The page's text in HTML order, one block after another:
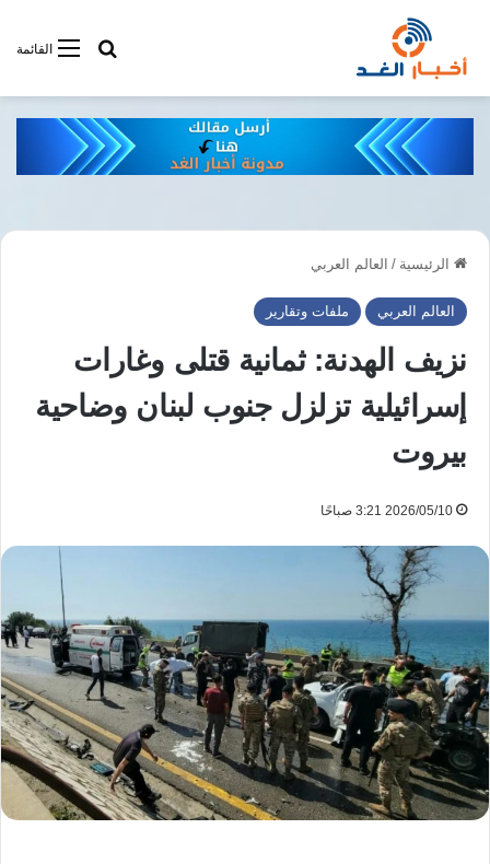
القائمةأبحت فى
الرئيسية / العالم العربي
العالم العربي ملفات وتقارير
نزيف الهدنة: ثمانية قتلى وغارات
إسرائيلية تزلزل جنوب لبنان وضاحية
بيروت
2026/05/10 3:21 صباحًا